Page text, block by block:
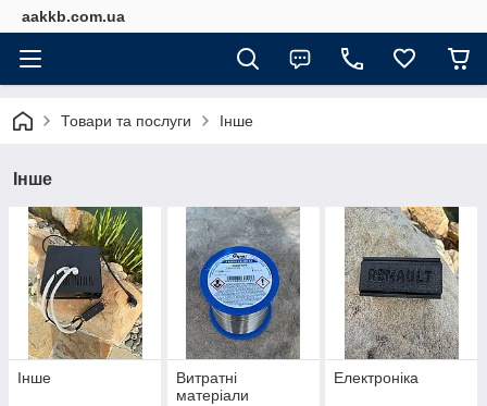
aakkb.com.ua
Товари та послуги Інше
Інше
Інше
Витратні
матеріали
Електроніка